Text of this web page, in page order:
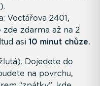
Voctářova 2401,
zde zdarma až na 2
asi 10 minut chůze.
Dojedete do
na povrchu,